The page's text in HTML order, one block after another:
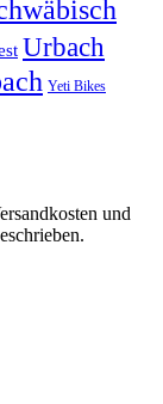
Urbach
Yeti Bikes
und